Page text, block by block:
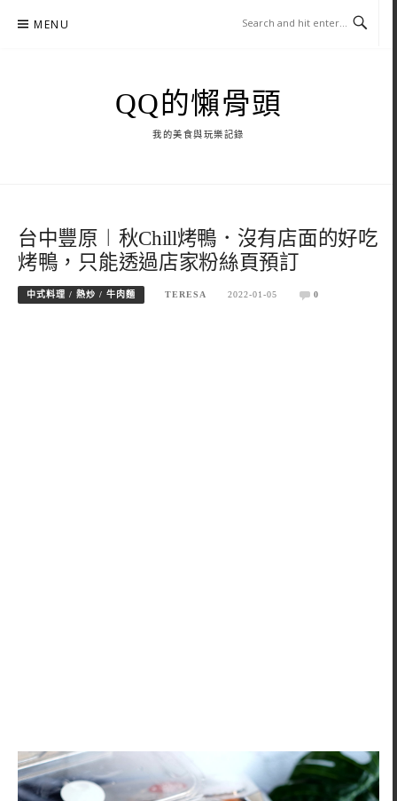
MENU
QQ的懶骨頭
我的美食與玩樂記錄
台中豐原︱秋Chill烤鴨．沒有店面的好吃
烤鴨，只能透過店家粉絲頁預訂
中式料理 / 熱炒 / 牛肉麵 TERESA 2022-01-05 0